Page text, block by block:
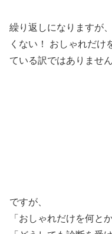
繰り返しになりますが
くない！ おしゃれだけ
ている訳ではありませ
ですが、
「おしゃれだけを何と